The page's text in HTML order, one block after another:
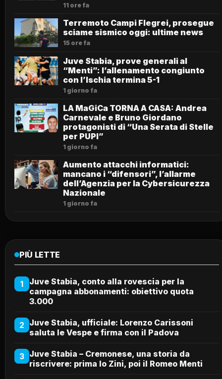
11 ore fa
Terremoto Campi Flegrei, prosegue
sciame sismico oggi: ultime news
15 ore fa
Juve Stabia, prove generali al
“Menti”: l’allenamento congiunto
con l’Ischia termina 5-1
1 giorno fa
LA MaGiCa TORNA A CASA: Andrea
Carnevale e Bruno Giordano
protagonisti di “Una Serata di Stelle
per PUPI”
1 giorno fa
Aumento attacchi informatici:
mancano i “difensori”, l’allarme
dell’Agenzia per la Cybersicurezza
Nazionale
1 giorno fa
PIÙ LETTE
1
Juve Stabia, conto alla rovescia per la
campagna abbonamenti: obiettivo quota
3.000
2 Juve Stabia, ufficiale: Lorenzo Carissoni
saluta le Vespe e firma con il Padova
3 Juve Stabia – Cremonese, una storia da
riscrivere: prima lo Zini, poi il Romeo Menti